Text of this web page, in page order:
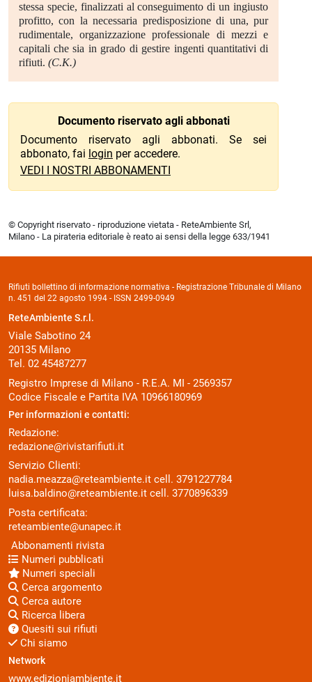
stessa specie, finalizzati al conseguimento di un ingiusto
profitto, con la necessaria predisposizione di una, pur
rudimentale, organizzazione professionale di mezzi e
capitali che sia in grado di gestire ingenti quantitativi di
rifiuti. (C.K.)
Documento riservato agli abbonati
Documento riservato agli abbonati. Se sei
abbonato, fai login per accedere.
VEDI I NOSTRI ABBONAMENTI
© Copyright riservato - riproduzione vietata - ReteAmbiente Srl,
Milano - La pirateria editoriale è reato ai sensi della legge 633/1941
Rifiuti bollettino di informazione normativa - Registrazione Tribunale di Milano
n. 451 del 22 agosto 1994 - ISSN 2499-0949
ReteAmbiente S.r.l.
Viale Sabotino 24
20135 Milano
Tel. 02 45487277
Registro Imprese di Milano - R.E.A. MI - 2569357
Codice Fiscale e Partita IVA 10966180969
Per informazioni e contatti:
Redazione:
redazione@rivistarifiuti.it
Servizio Clienti:
nadia.meazza@reteambiente.it cell. 3791227784
luisa.baldino@reteambiente.it cell. 3770896339
Posta certificata:
reteambiente@unapec.it
Abbonamenti rivista
Numeri pubblicati
Numeri speciali
Cerca argomento
Cerca autore
Ricerca libera
Quesiti sui rifiuti
Chi siamo
Network
www.edizioniambiente.it